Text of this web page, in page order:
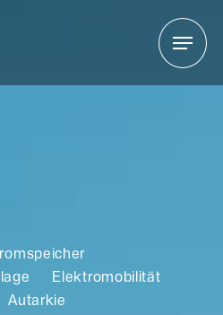
Menu
Elektromobilität
Autarkie